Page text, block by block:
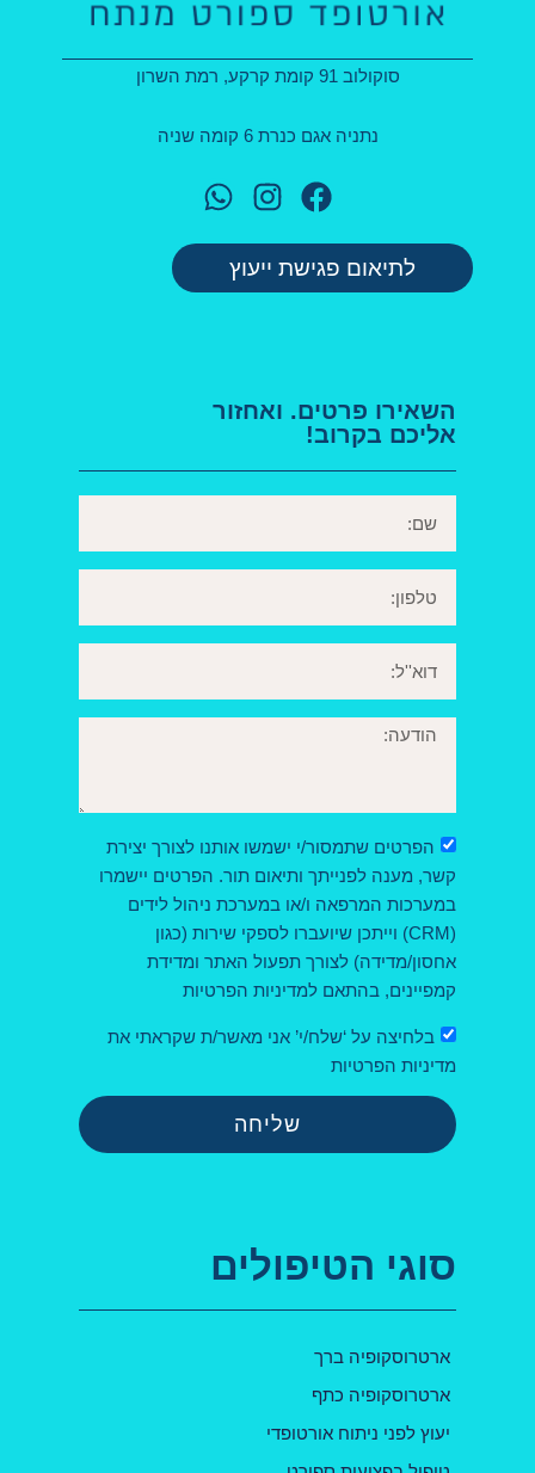
סוקולוב 91 קומת קרקע, רמת השרון
נתניה אגם כנרת 6 קומה שניה
לתיאום פגישת ייעוץ
השאירו פרטים. ואחזור
אליכם בקרוב!
הפרטים שתמסור/י ישמשו אותנו לצורך יצירת
קשר, מענה לפנייתך ותיאום תור. הפרטים יישמרו
במערכות המרפאה ו/או במערכת ניהול לידים
(CRM) וייתכן שיועברו לספקי שירות (כגון
אחסון/מדידה) לצורך תפעול האתר ומדידת
קמפיינים, בהתאם למדיניות הפרטיות
בלחיצה על ‘שלח/י’ אני מאשר/ת שקראתי את
מדיניות הפרטיות
שליחה
סוגי הטיפולים
ארטרוסקופיה ברך
ארטרוסקופיה כתף
יעוץ לפני ניתוח אורטופדי